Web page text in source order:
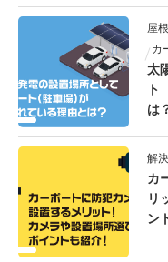
屋
カ
太
ト
は
解
カ
リ
ン